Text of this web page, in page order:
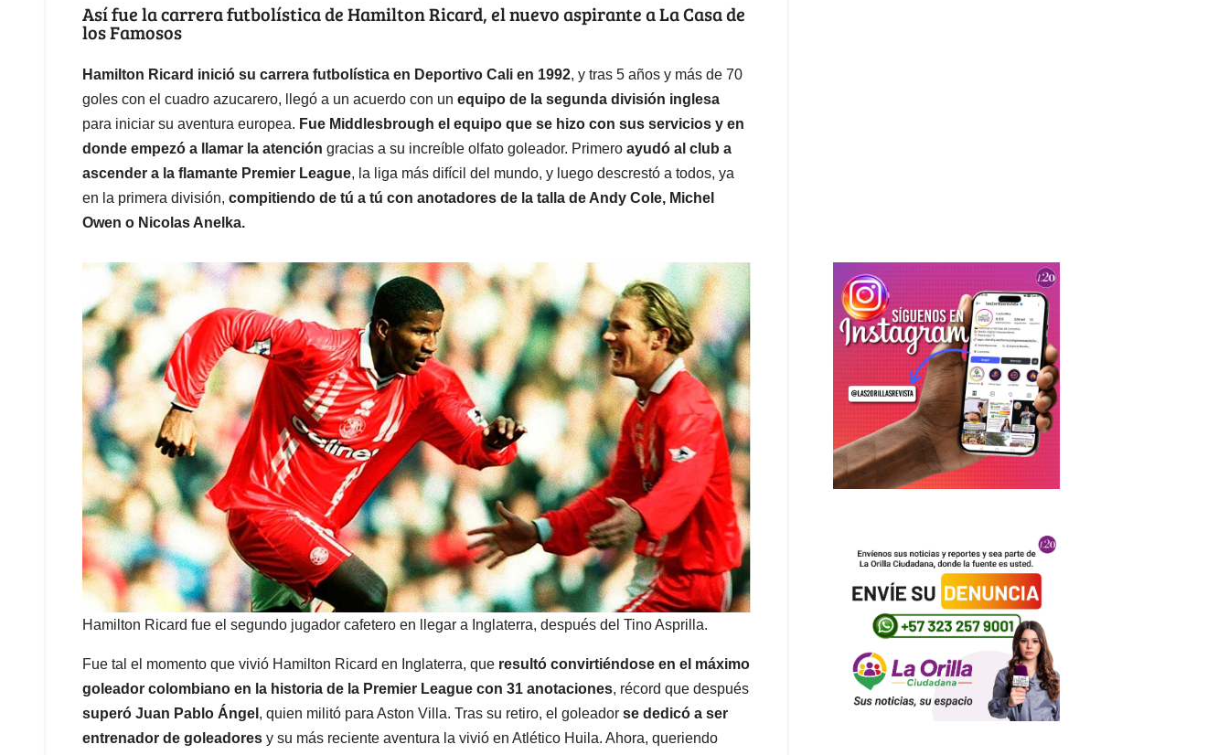
Así fue la carrera futbolística de Hamilton Ricard, el nuevo aspirante a La Casa de
los Famosos
Hamilton Ricard inició su carrera futbolística en Deportivo Cali en 1992, y tras 5 años y más de 70
goles con el cuadro azucarero, llegó a un acuerdo con un equipo de la segunda división inglesa
para iniciar su aventura europea. Fue Middlesbrough el equipo que se hizo con sus servicios y en
donde empezó a llamar la atención gracias a su increíble olfato goleador. Primero ayudó al club a
ascender a la flamante Premier League, la liga más difícil del mundo, y luego descrestó a todos, ya
en la primera división, compitiendo de tú a tú con anotadores de la talla de Andy Cole, Michel
Owen o Nicolas Anelka.
Hamilton Ricard fue el segundo jugador cafetero en llegar a Inglaterra, después del Tino Asprilla.
Fue tal el momento que vivió Hamilton Ricard en Inglaterra, que resultó convirtiéndose en el máximo
goleador colombiano en la historia de la Premier League con 31 anotaciones, récord que después
superó Juan Pablo Ángel , quien militó para Aston Villa. Tras su retiro, el goleador se dedicó a ser
entrenador de goleadores y su más reciente aventura la vivió en Atlético Huila. Ahora, queriendo